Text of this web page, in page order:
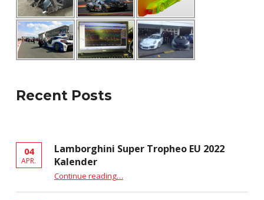
Recent Posts
04
APR.
Lamborghini Super Tropheo EU 2022
Kalender
Continue reading“Lamborghini Super Tropheo EU 2022 Kalender”
…